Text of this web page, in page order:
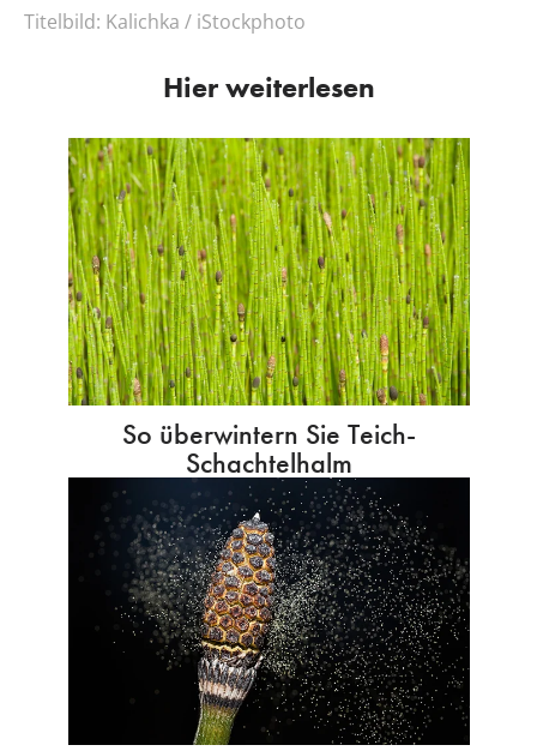
Titelbild: Kalichka / iStockphoto
Hier weiterlesen
So überwintern Sie Teich-
Schachtelhalm